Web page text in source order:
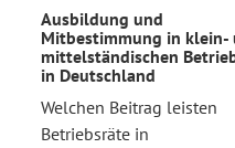
Ausbildung und
Mitbestimmung in klein-
mittelständischen
in Deutschland
Welchen Beitrag leisten
Betriebsräte in